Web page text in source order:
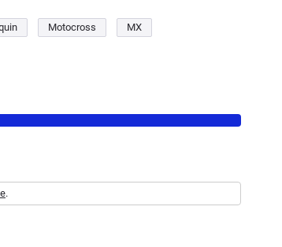
Motocross
MX
.